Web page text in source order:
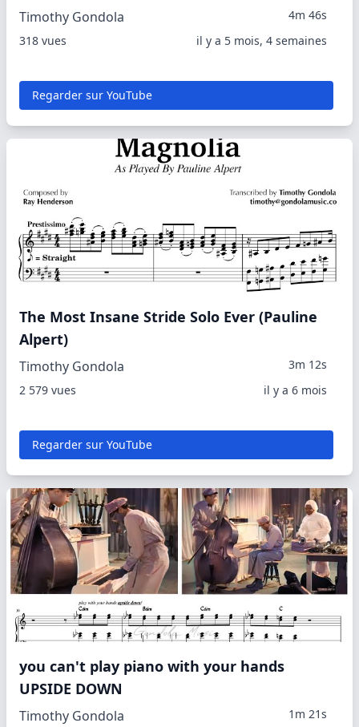
Timothy Gondola
4m 46s
318 vues
il y a 5 mois, 4 semaines
Regarder sur YouTube
The Most Insane Stride Solo Ever (Pauline
Alpert)
Timothy Gondola
3m 12s
2 579 vues
il y a 6 mois
Regarder sur YouTube
you can't play piano with your hands
UPSIDE DOWN
Timothy Gondola 1m 21s